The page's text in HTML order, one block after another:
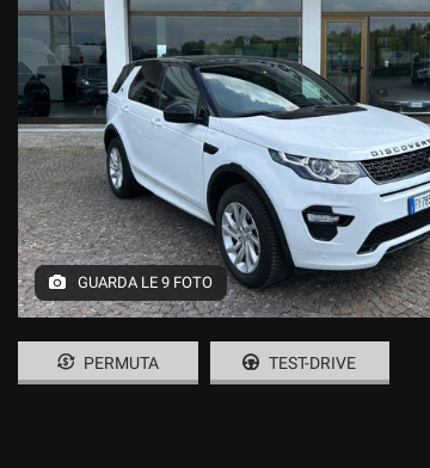
GUARDA LE 9 FOTO
PERMUTA TEST-DRIVE